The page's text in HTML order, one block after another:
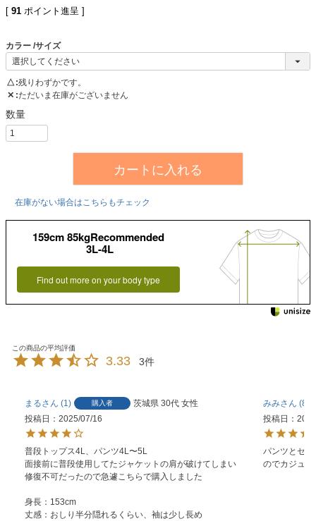
[ 91 ポイント進呈 ]
カラー サイズ
△ 残りわずかです。
✕ ただいま在庫がございません
カートに入れる
在庫がない場合はこちらもチェック
159cm 85kgRecommended
3L-4L
Find out more on your body type
3.33 3
まる 1 購入者 茨城県 30代 女性
投稿日
2025/07/16
普段トップス4L、パンツ4L〜5L
面接前に普段使用してたジャケットの肩が破けてしまい
修復不可だったので急遽こちらで購入しました
身長：153cm
丈感：おしり半分隠れるくらい、袖は少し長め
みみ
8
投稿日
パンツとセ
のでカジュ